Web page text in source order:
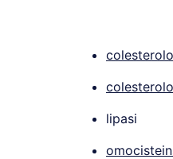
lipasi